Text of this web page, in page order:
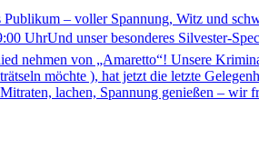
– voller Spannung, Witz und
UhrUnd unser besonderes Silvester-
nehmen von „Amaretto“! Unsere
möchte ), hat jetzt die letzte
lachen, Spannung genießen – wir